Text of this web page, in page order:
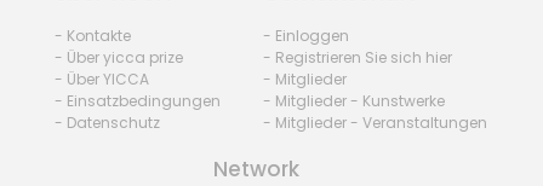
- Kontakte
- Über yicca prize
- Über YICCA
- Einsatzbedingungen
- Datenschutz
- Einloggen
- Registrieren Sie sich hier
- Mitglieder
- Mitglieder - Kunstwerke
- Mitglieder - Veranstaltungen
Network